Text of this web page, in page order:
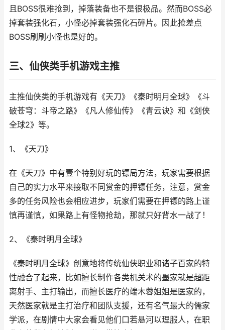
且BOSS很难抢到，掉落装备也不是很极品。然而BOSS必
掉套装强化石，小怪必掉套装强化石碎片。因此抢差点
BOSS刷刷小怪也是好的。
三、仙侠类手机游戏主推
主推仙侠类的手机游戏有《天刀》《秦时明月全球》《斗
破苍穹：斗帝之路》《凡人修仙传》《青云诀》和《剑侠
全球2》等。
1、《天刀》
在《天刀》中有壹个特别好玩的镖局方法，玩家需要根据
自己的实力水平来接取不同赏金的押镖任务，注意，赏金
多的任务风险也会相应进步，玩家们需要在押镖的路上谨
慎再谨慎，如果路上有怪物抢劫，那就只好背水一战了！
2、《秦时明月全球》
《秦时明月全球》创意地将传统仙侠职业和诸子百家的特
性融合了起来，比如擅长制作各类机关术的墨家就是超距
离射手、主打输出，而擅长医疗的端木蓉姐姐是医家的，
天然医家就是主打治疗和团队支援，还有名气最大的儒家
学派，在剧情中大家会看见他们口若悬河以理服人，在职